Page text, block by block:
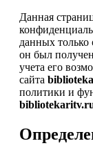
Данная
данных
он был
учета его
сайта
политики и